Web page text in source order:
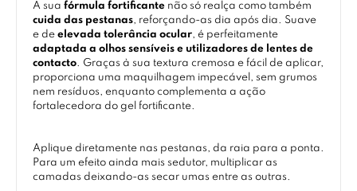
A sua fórmula fortificante não só realça como também
cuida das pestanas, reforçando-as dia após dia. Suave
e de elevada tolerância ocular, é perfeitamente
adaptada a olhos sensíveis e utilizadores de lentes de
contacto. Graças à sua textura cremosa e fácil de aplicar,
proporciona uma maquilhagem impecável, sem grumos
nem resíduos, enquanto complementa a ação
fortalecedora do gel fortificante.
Aplique diretamente nas pestanas, da raia para a ponta.
Para um efeito ainda mais sedutor, multiplicar as
camadas deixando-as secar umas entre as outras.